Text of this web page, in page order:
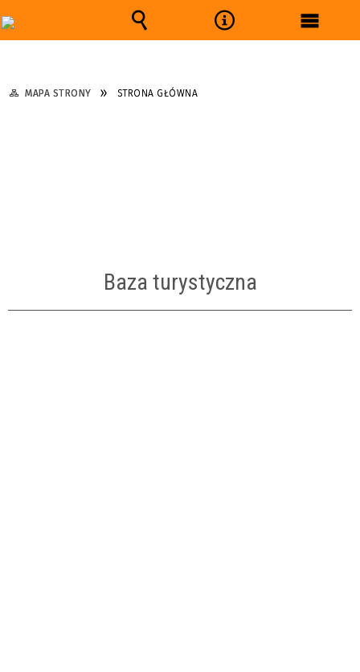
MAPA STRONY STRONA GŁÓWNA
Baza turystyczna
WyszukiwarkaNarzędzia Menu